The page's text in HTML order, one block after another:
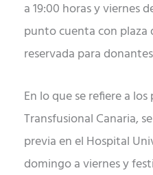
a 19:00 horas y viernes
punto cuenta con plaza
reservada para
En lo que se refiere a
Transfusional Canaria,
previa en el Hospital
domingo a viernes y